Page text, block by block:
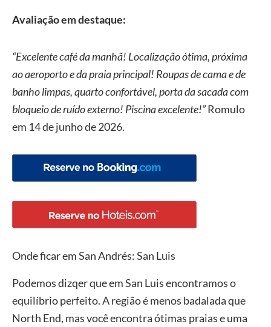
Avaliação em destaque:
“Excelente café da manhã! Localização ótima, próxima
ao aeroporto e da praia principal! Roupas de cama e de
banho limpas, quarto confortável, porta da sacada com
bloqueio de ruído externo! Piscina excelente!”Romulo
em 14 de junho de 2026.
Onde ficar em San Andrés: San Luis
Podemos dizqer que em San Luis encontramos o
equilíbrio perfeito. A região é menos badalada que
North End, mas você encontra ótimas praias e uma